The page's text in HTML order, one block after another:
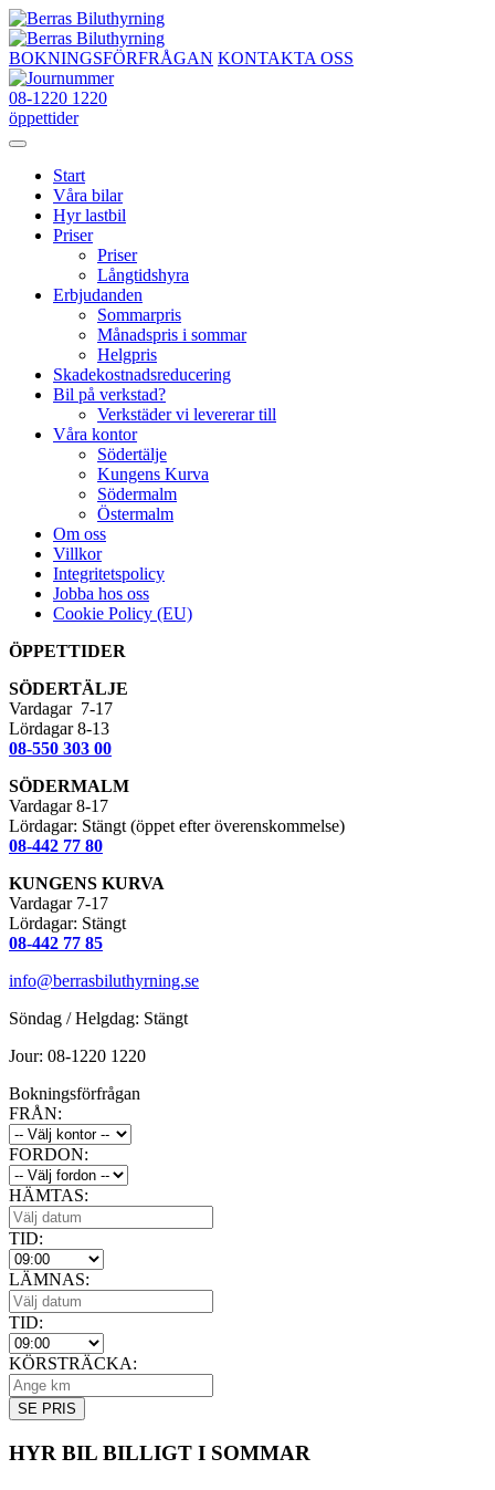
Fortsätt
till
innehållet
BOKNINGSFÖRFRÅGAN KONTAKTA OSS
08-1220 1220
öppettider
Start
Våra bilar
Hyr lastbil
Priser
Priser
Långtidshyra
Erbjudanden
Sommarpris
Månadspris i sommar
Helgpris
Skadekostnadsreducering
Bil på verkstad?
Verkstäder vi levererar till
Våra kontor
Södertälje
Kungens Kurva
Södermalm
Östermalm
Om oss
Villkor
Integritetspolicy
Jobba hos oss
Cookie Policy (EU)
ÖPPETTIDER
SÖDERTÄLJE
Vardagar 7-17
Lördagar 8-13
08-550 303 00
SÖDERMALM
Vardagar 8-17
Lördagar: Stängt (öppet efter överenskommelse)
08-442 77 80
KUNGENS KURVA
Vardagar 7-17
Lördagar: Stängt
08-442 77 85
info@berrasbiluthyrning.se
Söndag / Helgdag: Stängt
Jour: 08-1220 1220
Bokningsförfrågan
FRÅN:
FORDON:
HÄMTAS:
TID:
LÄMNAS:
TID:
KÖRSTRÄCKA:
HYR BIL BILLIGT I SOMMAR